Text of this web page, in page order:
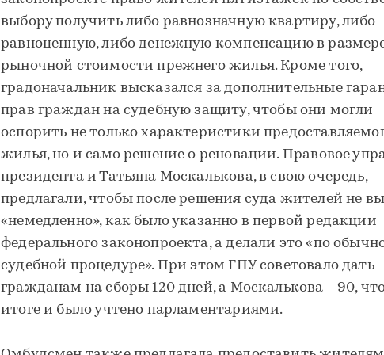
выбору получить либо равнозначную квартиру, либо
равноценную, либо денежную компенсацию в
рыночной стоимости прежнего жилья. Кроме того,
градоначальник высказался за дополнительные
прав граждан на судебную защиту, чтобы они могли
оспорить не только характеристики
жилья, но и само решение о реновации. Правовое
президента и Татьяна Москалькова, в свою очередь,
предлагали, чтобы после решения суда жителей не
«немедленно», как было указанно в первой редакции
федерального законопроекта, а делали это «по
судебной процедуре». При этом ГПУ советовало дать
гражданам на сборы 120 дней, а Москалькова – 90,
итоге и было учтено парламентариями.